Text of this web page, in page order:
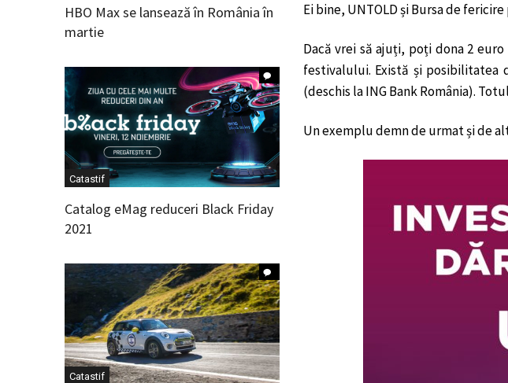
Ei bine, UNTOLD și Bursa de
Dacă vrei să ajuți, poți dona 2
festivalului. Există și posibilitatea
(deschis la ING Bank România).
Un exemplu demn de urmat și de
HBO Max se lansează în România în
martie
Catastif
Catalog eMag reduceri Black Friday
2021
Catastif